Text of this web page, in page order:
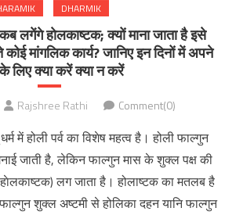
DHARMIK
हाेलकाष्टक; क्यों माना जाता है इसे
मांगलिक कार्य? जानिए इन दिनों में अपने
लिए क्या करें क्या न करें
Rajshree Rathi Comment(0)
में होली पर्व का विशेष महत्व है। होली फाल्गुन
जाती है, लेकिन फाल्गुन मास के शुक्ल पक्ष की
लग जाता है। होलाष्टक का मतलब है
शुक्ल अष्टमी से होलिका दहन यानि फाल्गुन